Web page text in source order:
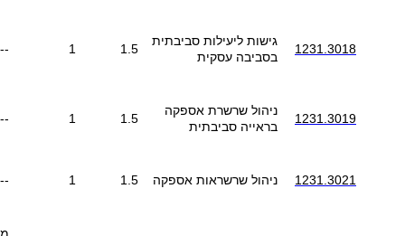
1231.3018
גישות ליעילות סביבתית
בסביבה עסקית
1.5
1
--
1231.3019
ניהול שרשרת אספקה
בראייה סביבתית
1.5
1
--
1231.3021 ניהול שרשראות אספקה 1.5
1
--